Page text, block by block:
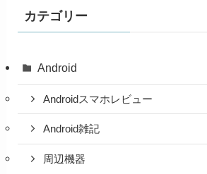
カテゴリー
Android
Androidスマホレビュー
Android雑記
周辺機器